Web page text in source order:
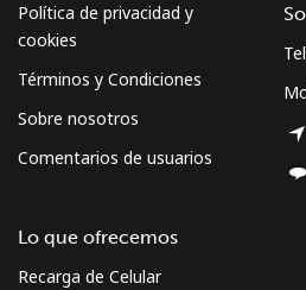
Política de privacidad y
cookies
Términos y Condiciones
Sobre nosotros
Comentarios de usuarios
Lo que ofrecemos
Recarga de Celular